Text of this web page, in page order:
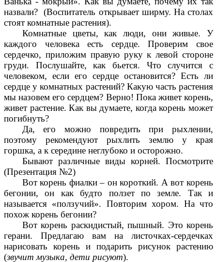
назвали? (Воспитатель открывает ширму. На столах
стоят комнатные растения).
Комнатные цветы, как люди, они живые. У
каждого человека есть сердце. Проверим свое
сердечко, приложим правую руку к левой стороне
груди. Послушайте, как бьется. Что случится с
человеком, если его сердце остановится? Есть ли
сердце у комнатных растений? Какую часть растения
мы назовем его сердцем? Верно! Пока живет корень,
живет растение. Как вы думаете, когда корень может
погибнуть?
Да, его можно повредить при рыхлении,
поэтому рекомендуют рыхлить землю у края
горшка, а к середине неглубоко и осторожно.
Бывают различные виды корней. Посмотрите
(Презентация №2)
Вот корень фиалки – он короткий. А вот корень
бегонии, он как будто ползет по земле. Так и
называется «ползучий». Повторим хором. На что
похож корень бегонии?
Вот корень раскидистый, пышный. Это корень
герани. Предлагаю вам на листочках-сердечках
нарисовать корень и подарить рисунок растению
(звучит музыка, дети рисуют).